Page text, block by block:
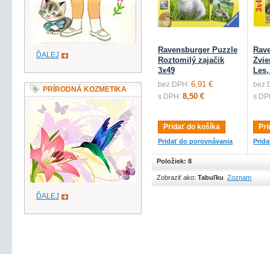
Ravensburger Puzzle
Roztomilý zajačik
3x49
bez DPH: 6,91 €
s DPH: 8,50 €
Pridať do košíka
Pridať do porovnávania
bez
s
Položiek: 8
Zobraziť ako: Tabuľku Zoznam
ĎALEJ
PRÍRODNÁ KOZMETIKA
ĎALEJ